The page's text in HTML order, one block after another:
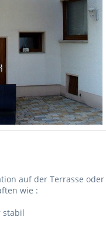
auf der Terrasse
wie :
stabil